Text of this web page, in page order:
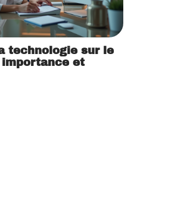
technologie sur le
et